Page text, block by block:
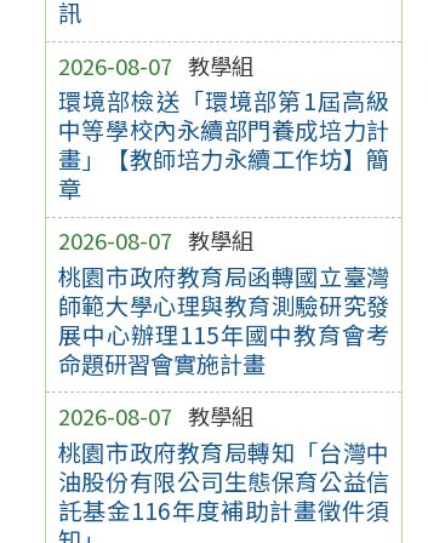
訊
2026-08-07 教學組
環境部檢送「環境部第1屆高級
中等學校內永續部門養成培力計
畫」【教師培力永續工作坊】簡
章
2026-08-07 教學組
桃園市政府教育局函轉國立臺灣
師範大學心理與教育測驗研究發
展中心辦理115年國中教育會考
命題研習會實施計畫
2026-08-07 教學組
桃園市政府教育局轉知「台灣中
油股份有限公司生態保育公益信
託基金116年度補助計畫徵件須